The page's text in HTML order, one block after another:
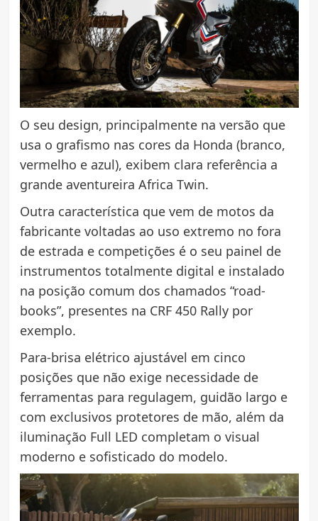
O seu design, principalmente na versão que
usa o grafismo nas cores da Honda (branco,
vermelho e azul), exibem clara referência a
grande aventureira Africa Twin.
Outra característica que vem de motos da
fabricante voltadas ao uso extremo no fora
de estrada e competições é o seu painel de
instrumentos totalmente digital e instalado
na posição comum dos chamados “road-
books”, presentes na CRF 450 Rally por
exemplo.
Para-brisa elétrico ajustável em cinco
posições que não exige necessidade de
ferramentas para regulagem, guidão largo e
com exclusivos protetores de mão, além da
iluminação Full LED completam o visual
moderno e sofisticado do modelo.